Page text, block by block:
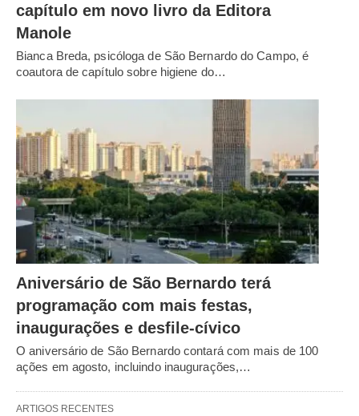
capítulo em novo livro da Editora
Manole
Bianca Breda, psicóloga de São Bernardo do Campo, é
coautora de capítulo sobre higiene do…
Aniversário de São Bernardo terá
programação com mais festas,
inaugurações e desfile-cívico
O aniversário de São Bernardo contará com mais de 100
ações em agosto, incluindo inaugurações,…
ARTIGOS RECENTES